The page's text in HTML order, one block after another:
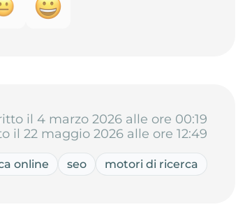
il 4 marzo 2026 alle ore 00:19
il 22 maggio 2026 alle ore 12:49
online seo motori di ricerca